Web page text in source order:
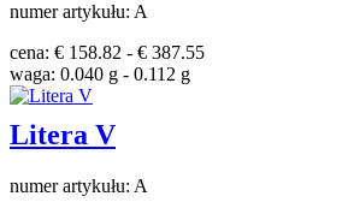
numer artykułu: A
cena: € 158.82 - € 387.55
waga: 0.040 g - 0.112 g
Litera V
numer artykułu: A